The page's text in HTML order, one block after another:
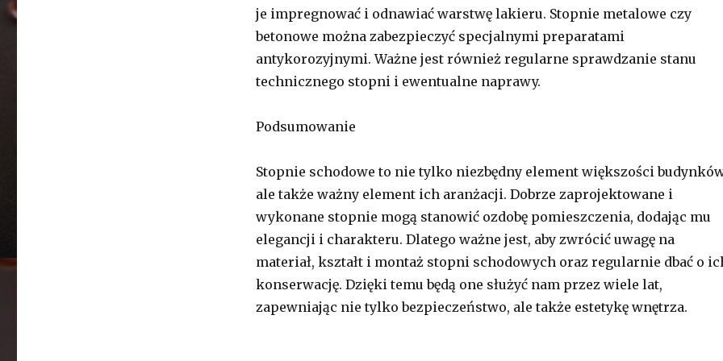
je impregnować i odnawiać warstwę lakieru. Stopnie metalowe czy
betonowe można zabezpieczyć specjalnymi preparatami
antykorozyjnymi. Ważne jest również regularne sprawdzanie stanu
technicznego stopni i ewentualne naprawy.
Podsumowanie
Stopnie schodowe to nie tylko niezbędny element większości
ale także ważny element ich aranżacji. Dobrze zaprojektowane i
wykonane stopnie mogą stanowić ozdobę pomieszczenia, dodając mu
elegancji i charakteru. Dlatego ważne jest, aby zwrócić uwagę na
materiał, kształt i montaż stopni schodowych oraz regularnie dbać o
konserwację. Dzięki temu będą one służyć nam przez wiele lat,
zapewniając nie tylko bezpieczeństwo, ale także estetykę wnętrza.